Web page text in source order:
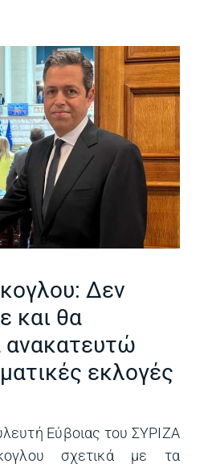
Δεν
και θα
ανακατευτώ
εκλογές
Εύβοιας του ΣΥΡΙΖΑ
σχετικά με τα